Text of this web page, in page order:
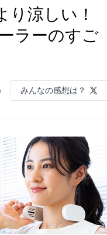
り涼しい！
ラーのすご
みんなの感想は？